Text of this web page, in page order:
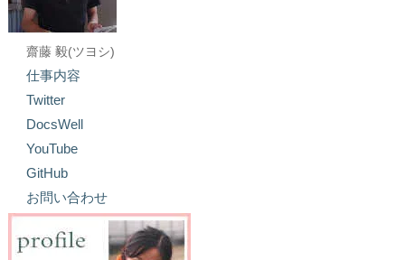
齋藤 毅(ツヨシ)
仕事内容
Twitter
DocsWell
YouTube
GitHub
お問い合わせ